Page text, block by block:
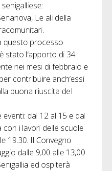
Le ali della
questo processo
stato l’apporto di 34
nei mesi di febbraio e
contribuire anch’essi
buona riuscita del
dal 12 al 15 e dal
i lavori delle scuole
19.30. Il Convegno
dalle 9,00 alle 13,00
ed ospiterà